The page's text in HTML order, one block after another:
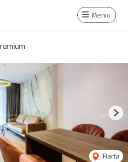
Meniu
Harta